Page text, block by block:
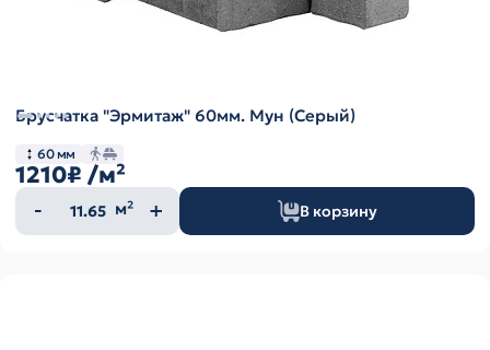
Брусчатка "Эрмитаж" 60мм. Мун (Серый)
60 мм
1210₽ /м²
Количество
товара
м² В корзину